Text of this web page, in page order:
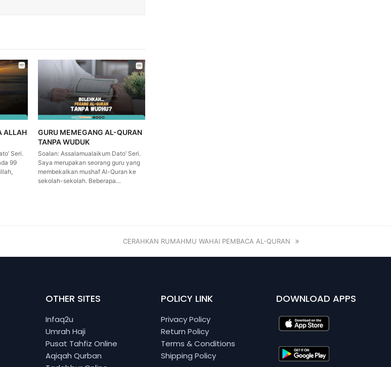
ALLAH
Seri.
99
GURU MEMEGANG AL-QURAN
TANPA WUDUK
Soalan: Assalamualaikum Dato’ Seri.
Saya merupakan seorang guru yang
membekalkan mushaf Al-Quran ke
sekolah-sekolah. Beberapa…
CERAHKAN RUMAHMU WAHAI PEMBACA AL-QURAN
OTHER SITES
Infaq2u
Umrah Haji
Pusat Tahfiz Online
Aqiqah Qurban
POLICY LINK
Privacy Policy
Return Policy
Terms & Conditions
Shipping Policy
DOWNLOAD APPS